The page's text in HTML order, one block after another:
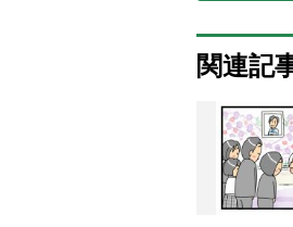
関連記